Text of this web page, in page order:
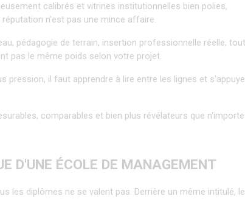
calibrés et vitrines institutionnelles bien polies,
n'est pas une mince affaire.
pédagogie de terrain, insertion professionnelle réelle, tout
pas le même poids selon votre projet.
il faut apprendre à lire entre les lignes et
comparables et bien plus révélateurs que n'importe
D'UNE ÉCOLE DE MANAGEMENT
les diplômes ne se valent pas. Derrière un même intitulé,